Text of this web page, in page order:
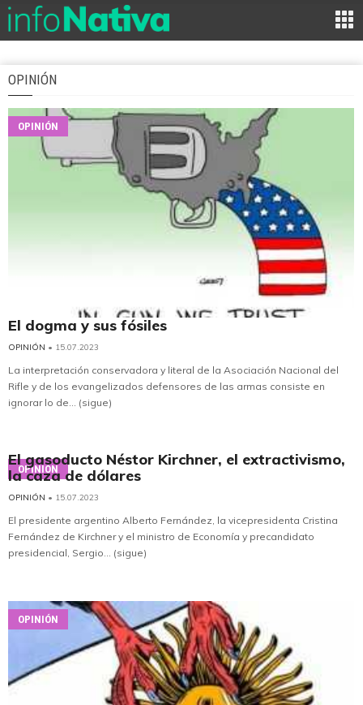
OPINIÓN
OPINIÓN
El dogma y sus fósiles
OPINIÓN • 15.07.2023
La interpretación conservadora y literal de la Asociación Nacional del
Rifle y de los evangelizados defensores de las armas consiste en
ignorar lo de... (sigue)
OPINIÓN
El gasoducto Néstor Kirchner, el extractivismo,
la caza de dólares
OPINIÓN • 15.07.2023
El presidente argentino Alberto Fernández, la vicepresidenta Cristina
Fernández de Kirchner y el ministro de Economía y precandidato
presidencial, Sergio... (sigue)
OPINIÓN